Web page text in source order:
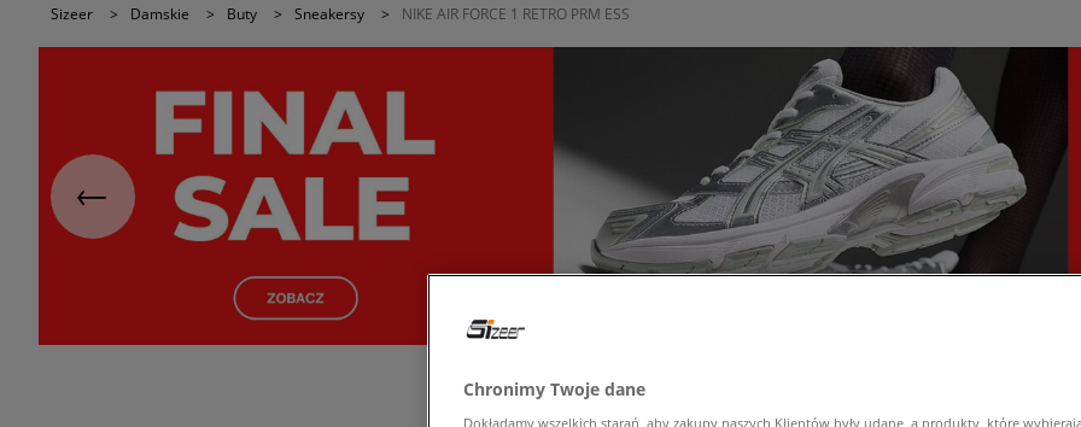
Sizeer > Damskie > Buty > Sneakersy > NIKE AIR FORCE 1 RETRO PRM ESS
Chronimy Twoje dane
Dokładamy wszelkich starań, aby zakupy naszych Klientów były udane, a produkty, które